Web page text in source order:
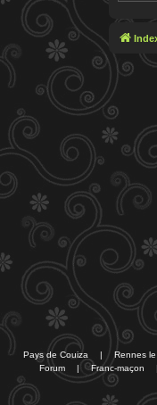
Pays de Couiza | Rennes
Forum
| Franc-maçon